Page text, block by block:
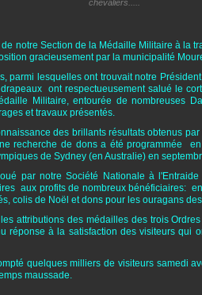
chevaliers.....
notre Section de la Médaille Militaire à la
gracieusement par la municipalité
parmi lesquelles ont trouvait notre
ont respectueusement salué le
Militaire, entourée de nombreuses
et travaux présentés.
des brillants résultats obtenus
recherche de dons a été programmée
de Sydney (en Australie) en
par notre Société Nationale à
aux profits de nombreux bénéficiaires:
colis de Noël et dons pour les ouragans
attributions des médailles des trois
réponse à la satisfaction des visiteurs qui
quelques milliers de visiteurs samedi
maussade.